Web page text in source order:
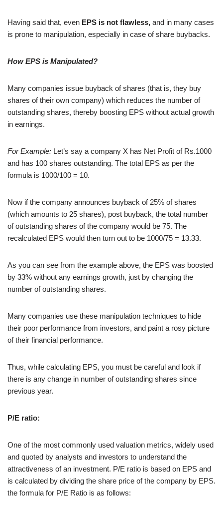
Having said that, even EPS is not flawless, and in many cases
is prone to manipulation, especially in case of share buybacks.
How EPS is Manipulated?
Many companies issue buyback of shares (that is, they buy
shares of their own company) which reduces the number of
outstanding shares, thereby boosting EPS without actual growth
in earnings.
For Example: Let’s say a company X has Net Profit of Rs.1000
and has 100 shares outstanding. The total EPS as per the
formula is 1000/100 = 10.
Now if the company announces buyback of 25% of shares
(which amounts to 25 shares), post buyback, the total number
of outstanding shares of the company would be 75. The
recalculated EPS would then turn out to be 1000/75 = 13.33.
As you can see from the example above, the EPS was boosted
by 33% without any earnings growth, just by changing the
number of outstanding shares.
Many companies use these manipulation techniques to hide
their poor performance from investors, and paint a rosy picture
of their financial performance.
Thus, while calculating EPS, you must be careful and look if
there is any change in number of outstanding shares since
previous year.
P/E ratio:
One of the most commonly used valuation metrics, widely used
and quoted by analysts and investors to understand the
attractiveness of an investment. P/E ratio is based on EPS and
is calculated by dividing the share price of the company by EPS.
the formula for P/E Ratio is as follows: